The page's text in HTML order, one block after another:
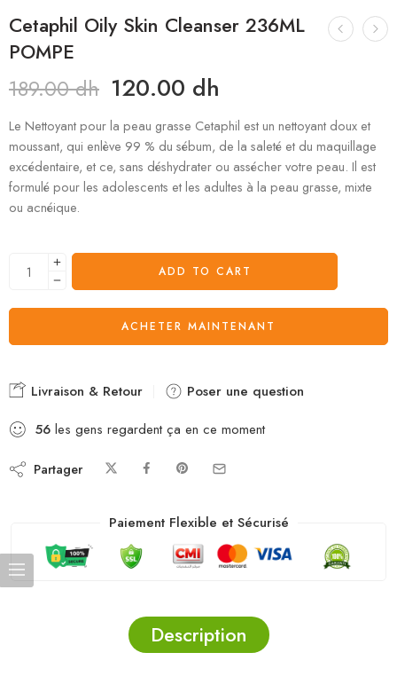
Cetaphil Oily Skin Cleanser 236ML
POMPE
189.00dh 120.00 dh
Le Nettoyant pour la peau grasse Cetaphil est un nettoyant doux et
moussant, qui enlève 99 % du sébum, de la saleté et du maquillage
excédentaire, et ce, sans déshydrater ou assécher votre peau. Il est
formulé pour les adolescents et les adultes à la peau grasse, mixte
ou acnéique.
ADD TO CART
ACHETER MAINTENANT
Livraison & Retour
Poser une question
56 les gens regardent ça en ce moment
Partager
Paiement Flexible et Sécurisé
Description